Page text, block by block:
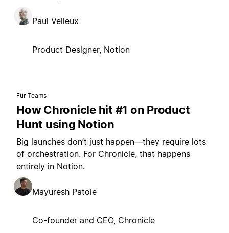
Paul Velleux
Product Designer, Notion
Für Teams
How Chronicle hit #1 on Product
Hunt using Notion
Big launches don’t just happen—they require lots
of orchestration. For Chronicle, that happens
entirely in Notion.
Mayuresh Patole
Co-founder and CEO, Chronicle